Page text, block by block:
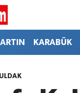
KARABÜK
Fikstür